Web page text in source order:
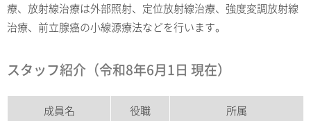
療、放射線治療は外部照射、定位放射線治療、強度変調放射線
治療、前立腺癌の小線源療法などを行います。
スタッフ紹介（令和8年6月1日 現在）
成員名 役職
所属